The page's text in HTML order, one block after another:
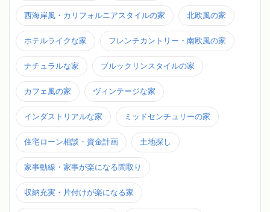
西海岸風・カリフォルニアスタイルの家 北欧風の家
ホテルライクな家 フレンチカントリー・南欧風の家
ナチュラルな家 ブルックリンスタイルの家
カフェ風の家 ヴィンテージな家
インダストリアルな家 ミッドセンチュリーの家
住宅ローン相談・資金計画 土地探し
家事動線・家事が楽になる間取り
収納充実・片付けが楽になる家